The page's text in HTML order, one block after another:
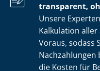
transparent,
Unsere
Kalkulation
Voraus, sodass
Nachzahlungen
die Kosten für